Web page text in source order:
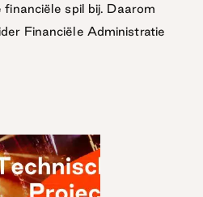
spil bij. Daarom
Financiële Administratie